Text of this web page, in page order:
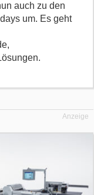
auch zu den
um. Es geht
Anzeige